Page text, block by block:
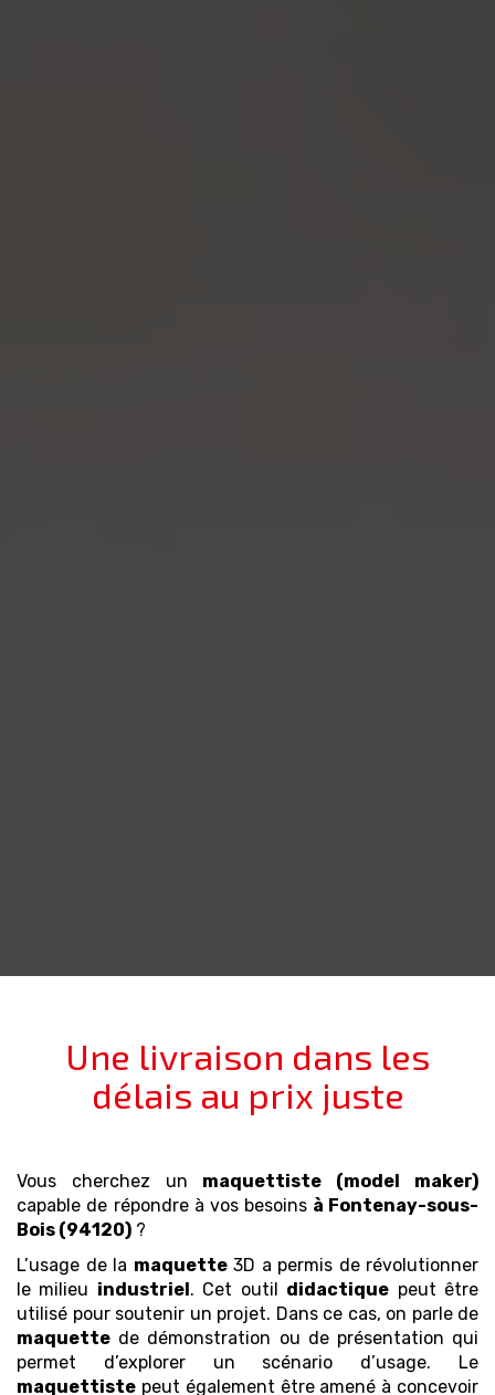
Une livraison dans les
délais au prix juste
Vous cherchez un maquettiste (model maker)
capable de répondre à vos besoins à Fontenay-sous-
Bois (94120) ?
L’usage de la maquette3D a permis de révolutionner
le milieu industriel. Cet outil didactique peut être
utilisé pour soutenir un projet. Dans ce cas, on parle de
maquette de démonstration ou de présentation qui
permet d’explorer un scénario d’usage. Le
maquettiste peut également être amené à concevoir